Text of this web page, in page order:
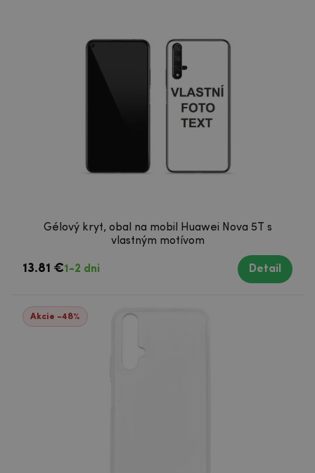
Gélový kryt, obal na mobil Huawei Nova 5T s
vlastným motívom
13.81 €1-2 dni Detail
Akcie -48%